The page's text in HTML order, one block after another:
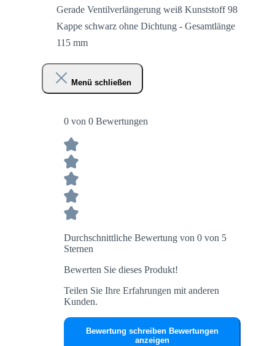
Gerade Ventilverlängerung weiß Kunststoff 98
Kappe schwarz ohne Dichtung - Gesamtlänge
115 mm
Menü schließen
0 von 0 Bewertungen
Durchschnittliche Bewertung von 0 von 5
Sternen
Bewerten Sie dieses Produkt!
Teilen Sie Ihre Erfahrungen mit anderen
Kunden.
Bewertung schreiben Bewertungen
anzeigen